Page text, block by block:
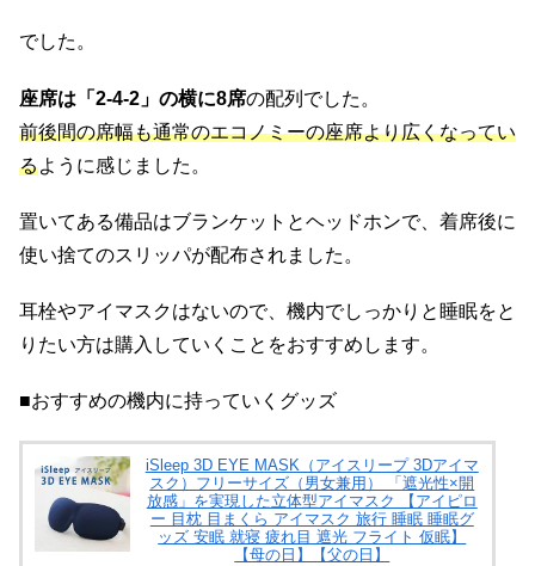
でした。
座席は「2-4-2」の横に8席の配列でした。
前後間の席幅も通常のエコノミーの座席より広くなってい
るように感じました。
置いてある備品はブランケットとヘッドホンで、着席後に
使い捨てのスリッパが配布されました。
耳栓やアイマスクはないので、機内でしっかりと睡眠をと
りたい方は購入していくことをおすすめします。
■おすすめの機内に持っていくグッズ
iSleep 3D EYE MASK（アイスリープ 3Dアイマ
スク）フリーサイズ（男女兼用） 「遮光性×開
放感」を実現した立体型アイマスク 【アイピロ
ー 目枕 目まくら アイマスク 旅行 睡眠 睡眠グ
ッズ 安眠 就寝 疲れ目 遮光 フライト 仮眠】
【母の日】【父の日】